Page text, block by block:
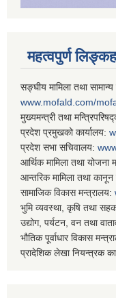
महत्वपुर्ण
सङ्घीय मामिला तथा
www.mofald.com/
मुख्यमन्त्री तथा
प्रदेश प्रमुखको कार्यालय:
प्रदेश सभा सचिवालय:
आर्थिक मामिला तथा योजना
आन्तरिक मामिला तथा कानून
सामाजिक विकास मन्त्रालय:
भुमि व्यवस्था, कृषि तथा
उद्योग, पर्यटन, वन तथा
भौतिक पूर्वाधार विकास
प्रादेशिक लेखा नियन्त्रक